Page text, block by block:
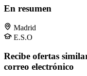
En resumen
Madrid
E.S.O
Recibe ofertas
correo electrónico